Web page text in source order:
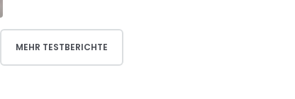
MEHR TESTBERICHTE